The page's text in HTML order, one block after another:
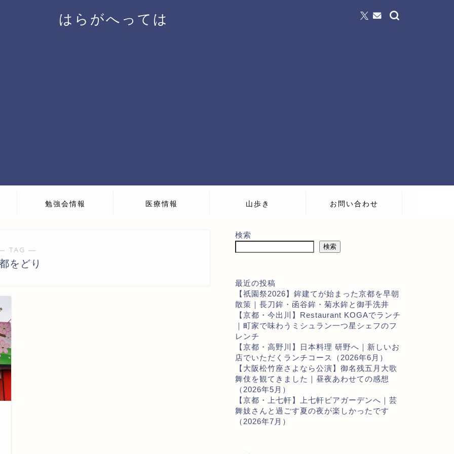
はらがへっては
勉強会情報 医療情報 山歩き お問い合わせ
TAG ―
をどり
検索
検索
最近の投稿
【祇園祭2026】鉾建てが始まった京都を早朝
散策｜長刀鉾・函谷鉾・菊水鉾と御手洗井
【京都・今出川】Restaurant KOGAでランチ
｜町家で味わうミシュラン一つ星シェフのフ
レンチ
【京都・高野川】日本料理 研野へ｜新しいお
店でいただくランチコース（2026年6月）
【大阪松竹座さよなら公演】御名残五月大歌
舞伎を観てきました｜昼夜あわせての感想
（2026年5月）
【京都・上七軒】上七軒ビアガーデンへ｜芸
舞妓さんと過ごす夏の夜が楽しかったです
（2026年7月）